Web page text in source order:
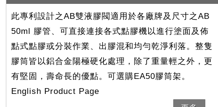
此專利設計之AB雙液膠閥適用於各廠牌及尺寸之AB
50ml 膠管、可直接連接各式點膠機以進行塗面及佈
點式點膠或分裝作業、出膠混和均勻乾淨利落。整隻
膠筒皆以鋁合金陽極硬化處理，除了重量輕之外，更
有堅固，壽命長的優點。可選購EA50膠筒架。
English Product Page